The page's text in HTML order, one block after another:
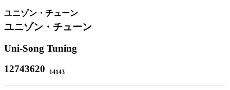
ユニゾン・チューン
ユニゾン・チューン
Uni-Song Tuning
12743620
14143